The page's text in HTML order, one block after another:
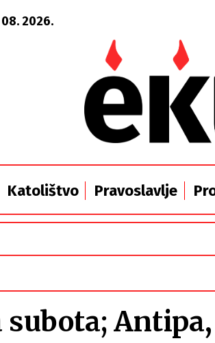
08. 2026.
Katolištvo Pravoslavlje
subota;